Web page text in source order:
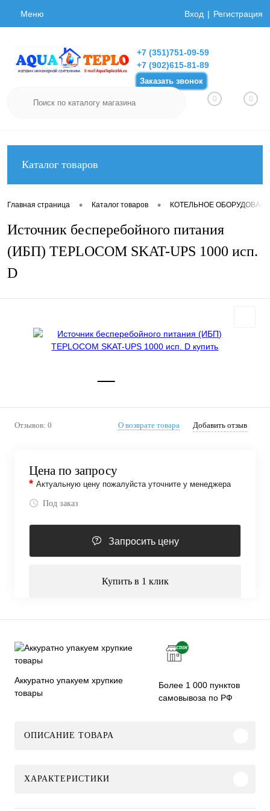
Меню Вход Регистрация
+7 (351)751-09-59
+7 (902)615-81-89
Заказать звонок
0 0
Каталог товаров
Главная страница • Каталог товаров • КОТЕЛЬНОЕ
Источник бесперебойного питания
(ИБП) TEPLOCOM SKAT-UPS 1000 исп.
D
Отзывов: 0 О возврате товара Добавить отзыв
Цена по запросу
* Актуальную цену пожалуйста уточните у менеджера
Под заказ
Запросить цену
Купить в 1 клик
Аккуратно упакуем хрупкие
товары
Более 1 000 пунктов
самовывоза по РФ
ОПИСАНИЕ ТОВАРА
ХАРАКТЕРИСТИКИ